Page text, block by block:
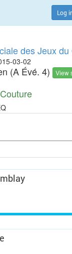
Log
des Jeux
03-02
(A Évé. 4) View